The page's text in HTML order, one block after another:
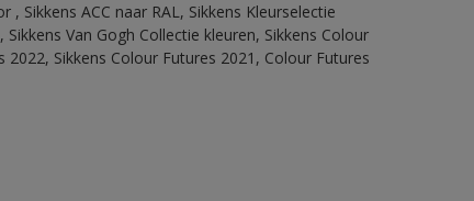
Sikkens ACC naar RAL, Sikkens Kleurselectie
Van Gogh Collectie kleuren, Sikkens Colour
Sikkens Colour Futures 2021, Colour Futures